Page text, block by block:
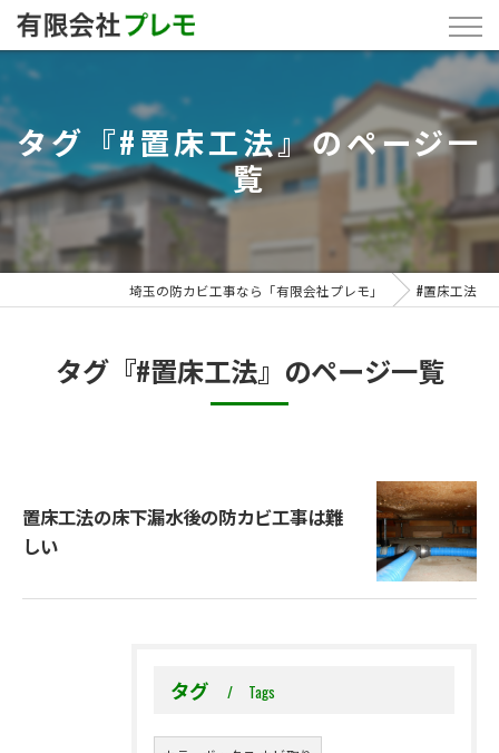
タグ『#置床工法』のページ一
覧
埼玉の防カビ工事なら「有限会社プレモ」 #置床工法
タグ『#置床工法』のページ一覧
置床工法の床下漏水後の防カビ工事は難
しい
タグ Tags